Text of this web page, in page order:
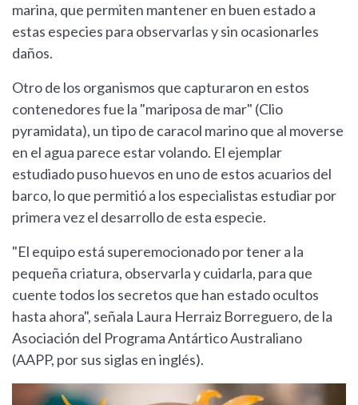
marina, que permiten mantener en buen estado a
estas especies para observarlas y sin ocasionarles
daños.
Otro de los organismos que capturaron en estos
contenedores fue la "mariposa de mar" (Clio
pyramidata), un tipo de caracol marino que al moverse
en el agua parece estar volando. El ejemplar
estudiado puso huevos en uno de estos acuarios del
barco, lo que permitió a los especialistas estudiar por
primera vez el desarrollo de esta especie.
"El equipo está superemocionado por tener a la
pequeña criatura, observarla y cuidarla, para que
cuente todos los secretos que han estado ocultos
hasta ahora", señala Laura Herraiz Borreguero, de la
Asociación del Programa Antártico Australiano
(AAPP, por sus siglas en inglés).